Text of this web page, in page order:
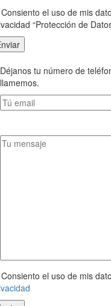
el uso de mis
“Protección de
Déjanos tu número de
llamemos.
el uso de mis